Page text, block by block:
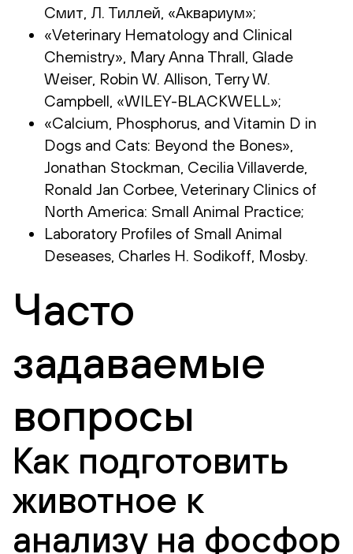
Смит, Л. Тиллей, «Аквариум»;
«Veterinary Hematology and Clinical
Chemistry», Mary Anna Thrall, Glade
Weiser, Robin W. Allison, Terry W.
Campbell, «WILEY-BLACKWELL»;
«Calcium, Phosphorus, and Vitamin D in
Dogs and Cats: Beyond the Bones»,
Jonathan Stockman, Cecilia Villaverde,
Ronald Jan Corbee, Veterinary Clinics of
North America: Small Animal Practice;
Laboratory Profiles of Small Animal
Deseases, Charles H. Sodikoff, Mosby.
Часто
задаваемые
вопросы
Как подготовить
животное к
анализу на фосфор